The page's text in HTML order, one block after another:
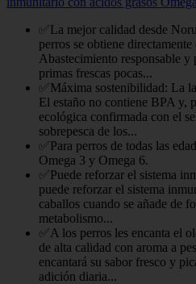
✅La mejor calidad desde
perros se obtiene
Abastecimiento responsable y
primas frescas pocas...
✅Máxima sostenibilidad: La
El estaño no contiene BPA y,
ecológica confirmada con el
sobrepesca de los...
✅Para perros de todas las
Omega 3 y Omega 6.
✅Puede reforzar el sistema
puede reforzar el sistema
caballos cuando se añade de
metabolismo...
✅A los perros les encanta el
de alta calidad con aroma a
encantará su sabor fresco y
adición diaria...